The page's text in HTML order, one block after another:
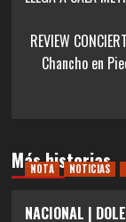
entradas
REVIEW
Chancho en
Más historias
NOTA NOTICIAS
NACIONAL |